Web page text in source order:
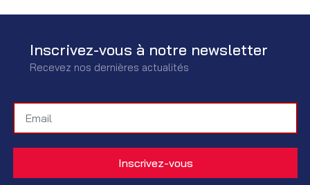
Inscrivez-vous à notre newsletter
Recevez nos dernières actualités